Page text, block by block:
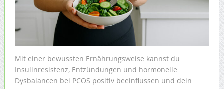
Mit einer bewussten Ernährungsweise kannst du
Insulinresistenz, Entzündungen und hormonelle
Dysbalancen bei PCOS positiv beeinflussen und dein